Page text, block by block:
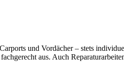
und Vordächer – stets
aus. Auch